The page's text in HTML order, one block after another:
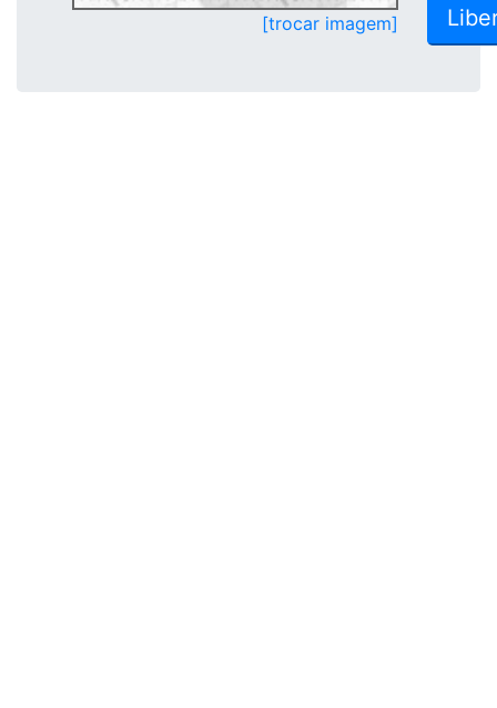
[trocar imagem]